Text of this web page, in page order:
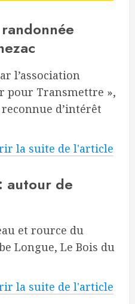
l’association
pour Transmettre »,
d’intérêt
la suite de l'article
autour de
et rource du
Longue, Le Bois du
la suite de l'article